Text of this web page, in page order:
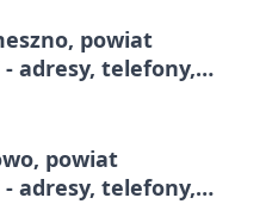
powiat
adresy, telefony,
powiat
adresy, telefony,